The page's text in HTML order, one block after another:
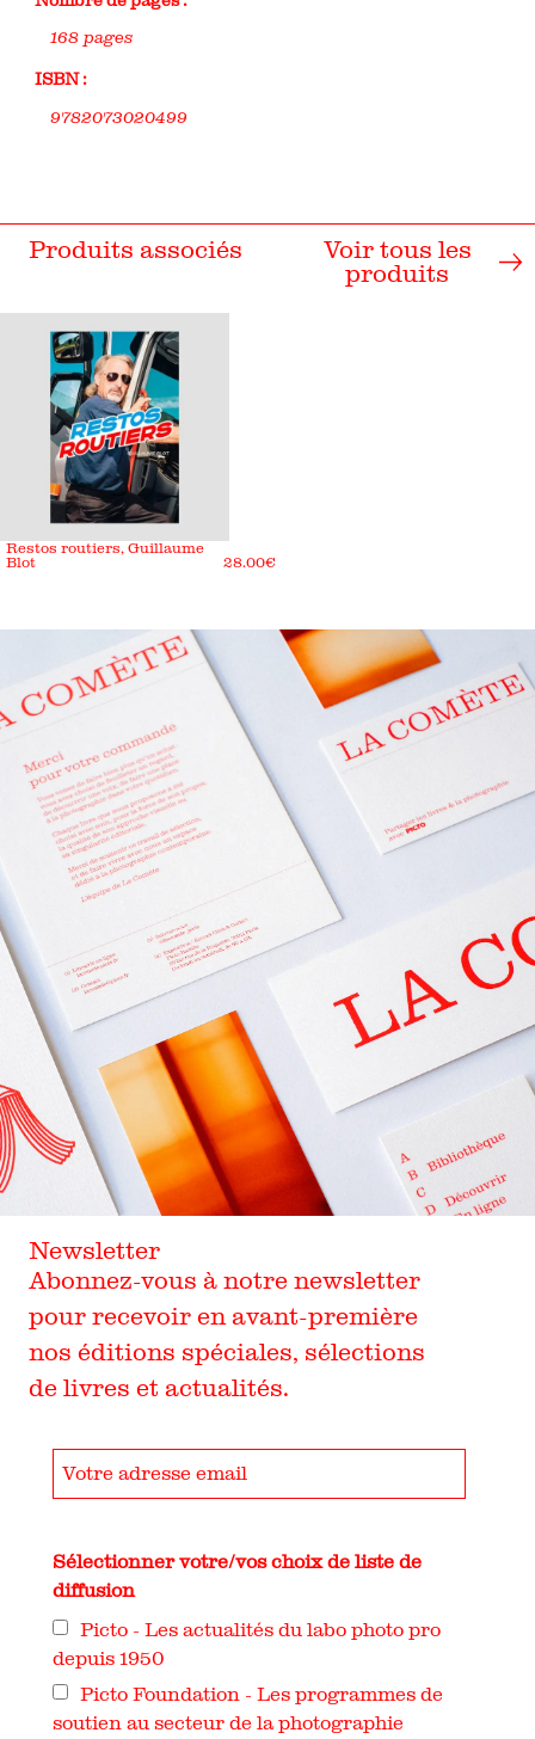
168 pages
ISBN :
9782073020499
Produits associés
Voir tous les
produits
Restos routiers, Guillaume
Blot
28.00€
Newsletter
Abonnez-vous à notre newsletter
pour recevoir en avant-première
nos éditions spéciales, sélections
de livres et actualités.
Sélectionner votre/vos choix de liste de
diffusion
Picto - Les actualités du labo photo pro
depuis 1950
Picto Foundation - Les programmes de
soutien au secteur de la photographie